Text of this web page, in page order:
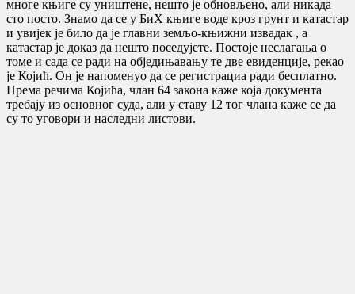
многе књиге су уништене, нешто је обновљено, али никада
сто посто. Знамо да се у БиХ књиге воде кроз грунт и катастар
и увијек је било да је главни земљо-књижни извадак , а
катастар је доказ да нешто поседујете. Пoстоје неслагања о
томе и сада се ради на обједињавању те две евиденције, рекао
је Којић. Он је напоменуо да се регистрациа ради бесплатно.
Према речима Којића, члан 64 закона каже која докумeнта
требају из основног суда, али у ставу 12 тог члана каже се да
су то уговори и наследни листови.